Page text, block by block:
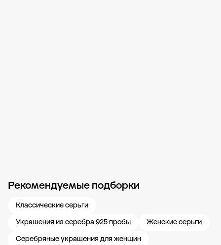
Рекомендуемые подборки
Классические серьги
Украшения из серебра 925 пробы
Женские серьги
Серебряные украшения для женщин
Новости компании Журнал ЗОЛОТОЙ Блог